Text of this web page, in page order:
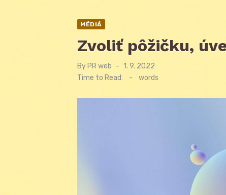
MÉDIÁ
Zvoliť pôžičku,
By PR web
Posted
1. 9. 2022
Time to Read:
- words